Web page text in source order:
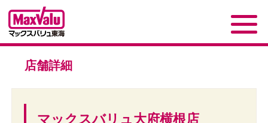
店舗詳細
マックスバリュ大府横根店